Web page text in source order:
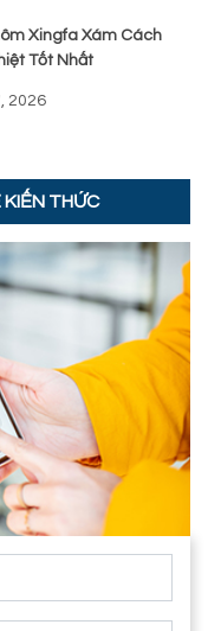
Xingfa Xám Cách
Tốt Nhất
2026
KIẾN THỨC